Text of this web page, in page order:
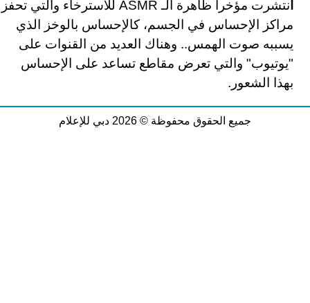
نتشرت مؤخراً ظاهرة الـ ASMR للاسترخاء والتي تحفز
مراكز الإحساس في الجسم، كالإحساس بالوخز الذي
يسببه صوت الهمس.. وهناك العديد من القنوات على
"يوتيوب" والتي تعرض مقاطع تساعد على الإحساس
بهذا الشعور.
جميع الحقوق محفوظة © 2026 دبي للإعلام